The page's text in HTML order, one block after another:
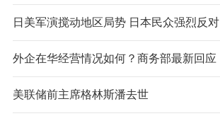
日美军演搅动地区局势 日本民众强烈反对
外企在华经营情况如何？商务部最新回应
美联储前主席格林斯潘去世